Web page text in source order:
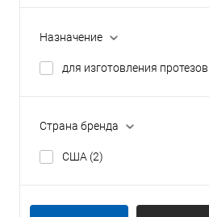
Назначение
для изготовления протезов
Страна бренда
США (2)